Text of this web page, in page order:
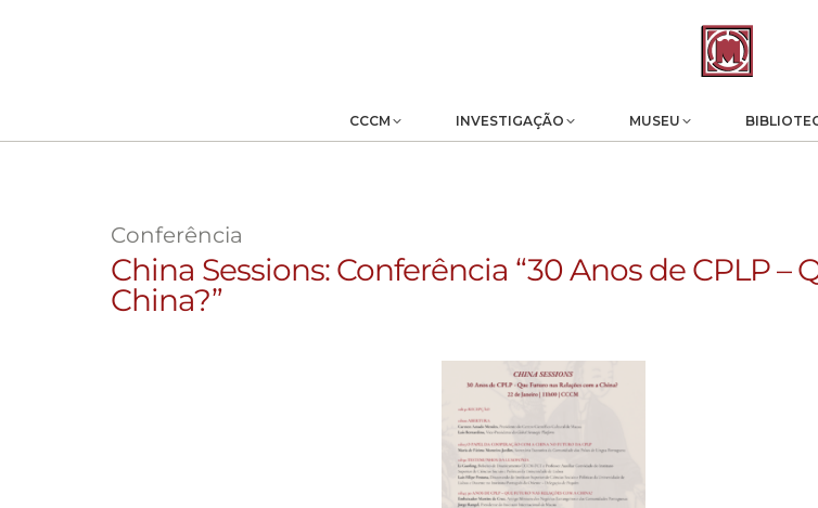
CCCM INVESTIGAÇÃO MUSEU
Conferência
China Sessions: Conferência “30 Anos de CPLP
China?”